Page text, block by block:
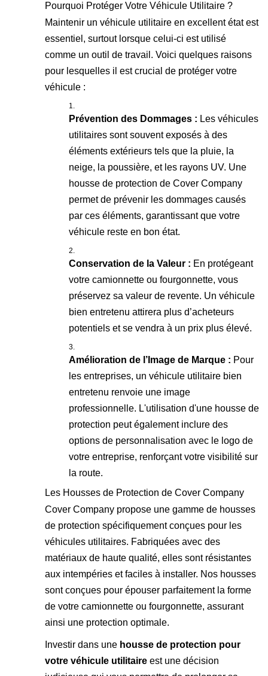
Pourquoi Protéger Votre Véhicule Utilitaire ?
Maintenir un véhicule utilitaire en excellent état est
essentiel, surtout lorsque celui-ci est utilisé
comme un outil de travail. Voici quelques raisons
pour lesquelles il est crucial de protéger votre
véhicule :
Prévention des Dommages : Les véhicules
utilitaires sont souvent exposés à des
éléments extérieurs tels que la pluie, la
neige, la poussière, et les rayons UV. Une
housse de protection de Cover Company
permet de prévenir les dommages causés
par ces éléments, garantissant que votre
véhicule reste en bon état.
Conservation de la Valeur : En protégeant
votre camionnette ou fourgonnette, vous
préservez sa valeur de revente. Un véhicule
bien entretenu attirera plus d’acheteurs
potentiels et se vendra à un prix plus élevé.
Amélioration de l’Image de Marque : Pour
les entreprises, un véhicule utilitaire bien
entretenu renvoie une image
professionnelle. L'utilisation d'une housse de
protection peut également inclure des
options de personnalisation avec le logo de
votre entreprise, renforçant votre visibilité sur
la route.
Les Housses de Protection de Cover Company
Cover Company propose une gamme de housses
de protection spécifiquement conçues pour les
véhicules utilitaires. Fabriquées avec des
matériaux de haute qualité, elles sont résistantes
aux intempéries et faciles à installer. Nos housses
sont conçues pour épouser parfaitement la forme
de votre camionnette ou fourgonnette, assurant
ainsi une protection optimale.
Investir dans une housse de protection pour
votre véhicule utilitaire est une décision